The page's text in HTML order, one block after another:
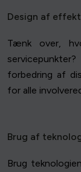
Design af
Tænk over,
forbedring af
for alle
Brug af
Brug